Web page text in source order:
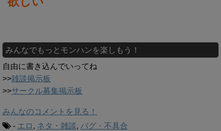
みんなでもっとモンハンを楽しもう！
自由に書き込んでいってね
>>雑談掲示板
>>サークル募集掲示板
みんなのコメントを見る！
- エロ , ネタ・雑談, バグ・不具合